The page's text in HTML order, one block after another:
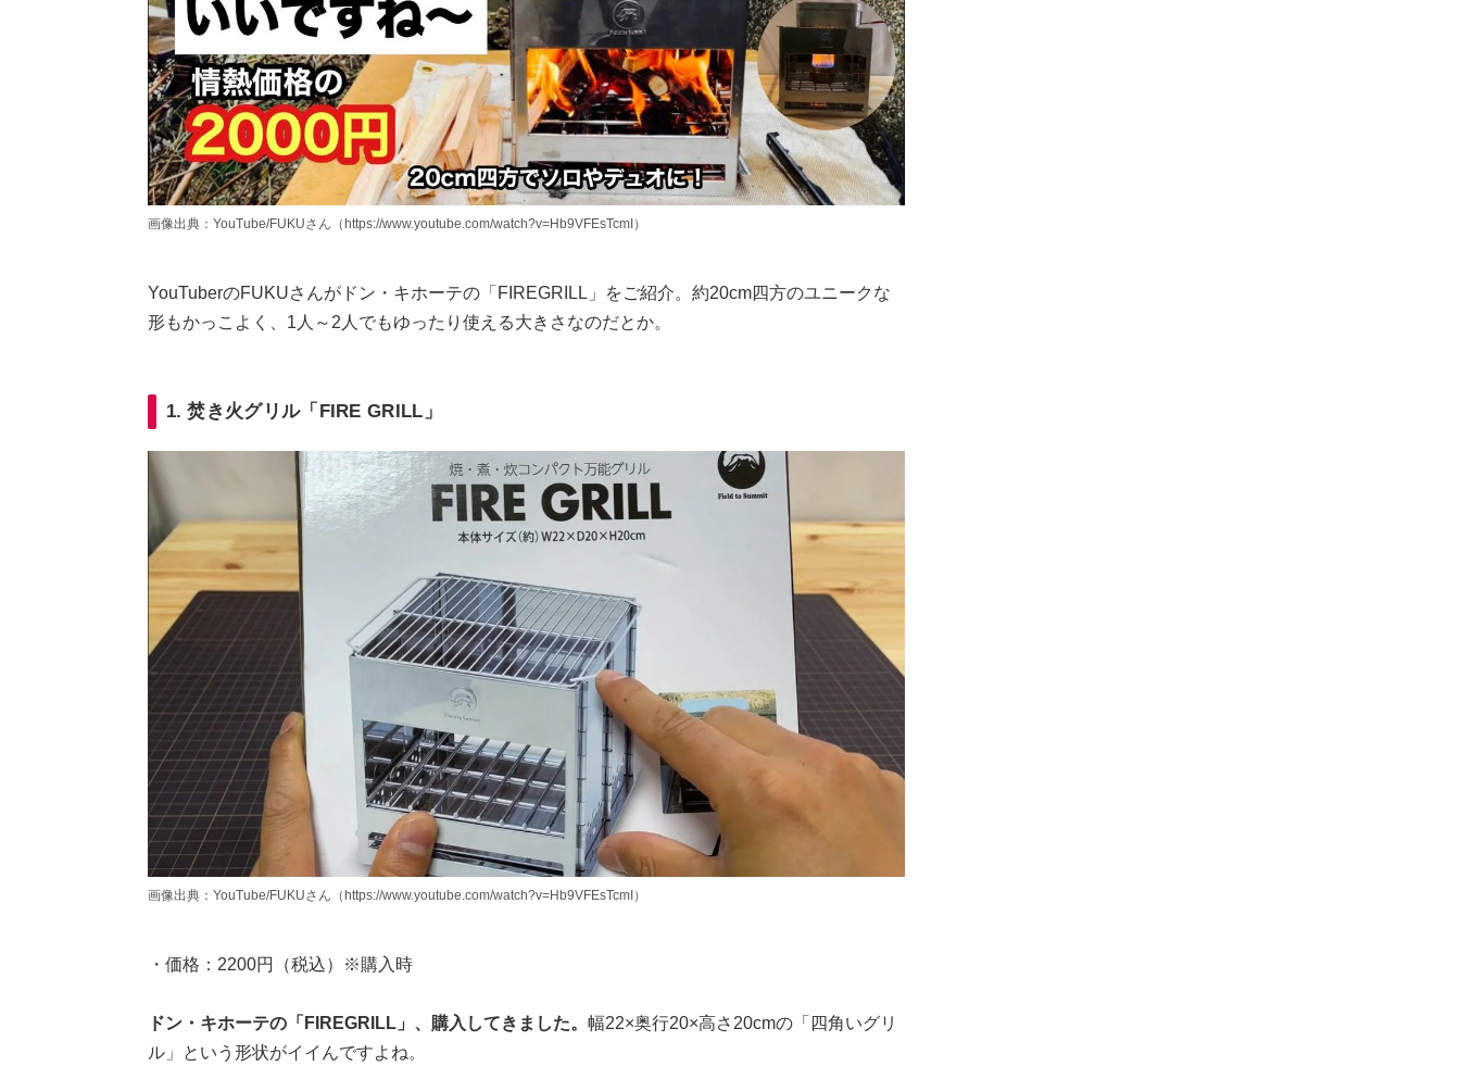
画像出典：YouTube/FUKUさん（https://www.youtube.com/watch?v=Hb9VFEsTcmI）
YouTuberのFUKUさんがドン・キホーテの「FIREGRILL」をご紹介。約20cm四方のユニークな
形もかっこよく、1人～2人でもゆったり使える大きさなのだとか。
1. 焚き火グリル「FIRE GRILL」
画像出典：YouTube/FUKUさん（https://www.youtube.com/watch?v=Hb9VFEsTcmI）
・価格：2200円（税込）※購入時
ドン・キホーテの「FIREGRILL」、購入してきました。 幅22×奥行20×高さ20cmの「四角いグリ
ル」という形状がイイんですよね。